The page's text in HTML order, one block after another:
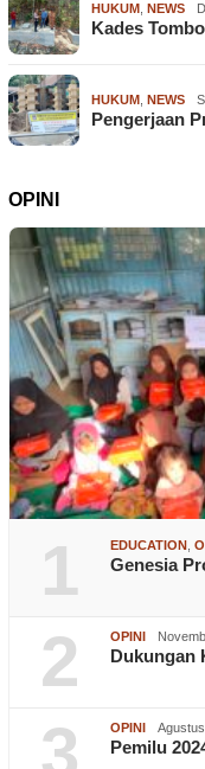
HUKUM NEWS
Kades
HUKUM NEWS
Pengerjaan
OPINI
1 EDUCATION
Genesia
2 OPINI
Dukungan
3 OPINI
Pemilu